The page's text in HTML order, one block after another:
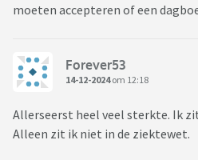
moeten accepteren of een
Forever53
14-12-2024om 12:18
Allerseerst heel veel sterkte. Ik
Alleen zit ik niet in de ziektewet.